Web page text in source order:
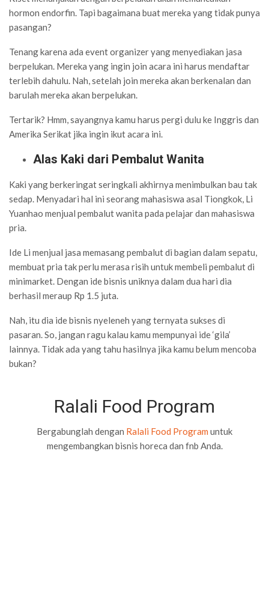
hormon endorfin. Tapi bagaimana buat mereka yang tidak punya
pasangan?
Tenang karena ada event organizer yang menyediakan jasa
berpelukan. Mereka yang ingin join acara ini harus mendaftar
terlebih dahulu. Nah, setelah join mereka akan berkenalan dan
barulah mereka akan berpelukan.
Tertarik? Hmm, sayangnya kamu harus pergi dulu ke Inggris dan
Amerika Serikat jika ingin ikut acara ini.
Alas Kaki dari Pembalut Wanita
Kaki yang berkeringat seringkali akhirnya menimbulkan bau tak
sedap. Menyadari hal ini seorang mahasiswa asal Tiongkok, Li
Yuanhao menjual pembalut wanita pada pelajar dan mahasiswa
pria.
Ide Li menjual jasa memasang pembalut di bagian dalam sepatu,
membuat pria tak perlu merasa risih untuk membeli pembalut di
minimarket. Dengan ide bisnis uniknya dalam dua hari dia
berhasil meraup Rp 1.5 juta.
Nah, itu dia ide bisnis nyeleneh yang ternyata sukses di
pasaran. So, jangan ragu kalau kamu mempunyai ide ‘gila’
lainnya. Tidak ada yang tahu hasilnya jika kamu belum mencoba
bukan?
Ralali Food Program
Bergabunglah dengan Ralali Food Program untuk
mengembangkan bisnis horeca dan fnb Anda.